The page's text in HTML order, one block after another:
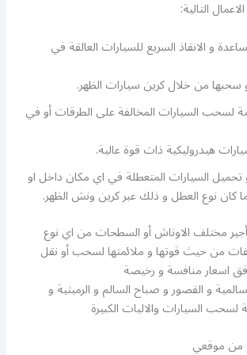
التالية:
و الانقاذ السريع للسيارات العالقة في
و سحبها من خلال كرين سيارات الظهر.
السيارات المخالفة على الطرقات أو في
هيدروليكية ذات قوة عالية.
السيارات المتعطلة في اي مكان داخل او
كان نوع العطل و ذلك عبر كرين ونش الظهر.
مختلف الاوناش أو السطحات من اي نوع
من حيث قوتها و ملائمتها لسحب أو نقل
فق اسعار منافسة و رخيصة
و القصور و صباح السالم و الرميثية و
السيارات والاليات الكبيرة
موقعي